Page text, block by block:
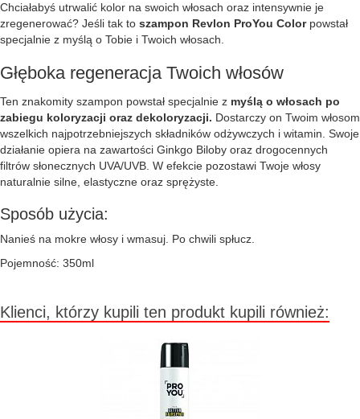
Chciałabyś utrwalić kolor na swoich włosach oraz intensywnie je
zregenerować? Jeśli tak to szampon Revlon ProYou Colorpowstał
specjalnie z myślą o Tobie i Twoich włosach.
Głęboka regeneracja Twoich włosów
Ten znakomity szampon powstał specjalnie z myślą o włosach po
zabiegu koloryzacji oraz dekoloryzacji. Dostarczy on Twoim włosom
wszelkich najpotrzebniejszych składników odżywczych i witamin. Swoje
działanie opiera na zawartości Ginkgo Biloby oraz drogocennych
filtrów słonecznych UVA/UVB. W efekcie pozostawi Twoje włosy
naturalnie silne, elastyczne oraz sprężyste.
Sposób użycia:
Nanieś na mokre włosy i wmasuj. Po chwili spłucz.
Pojemność: 350ml
Klienci, którzy kupili ten produkt kupili również: